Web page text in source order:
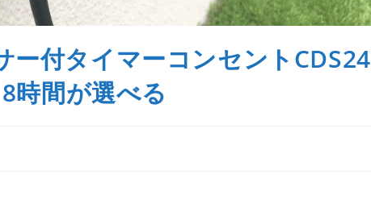
ー付タイマーコンセントCDS24
時間が選べる